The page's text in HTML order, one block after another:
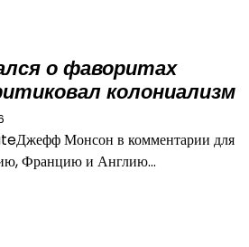
о фаворитах
колониализм
Монсон в комментарии для
Францию и Англию…